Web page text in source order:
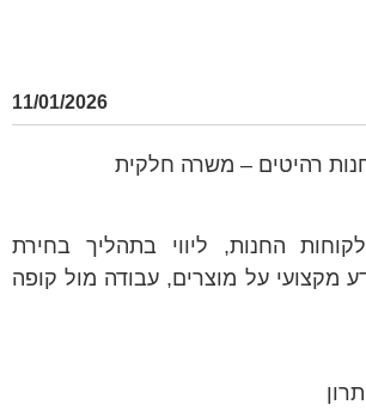
11/01/2026
רהיטים – משרה חלקית
החנות, ליווי בתהליך בחירת
מקצועי על מוצרים, עבודה מול קופה